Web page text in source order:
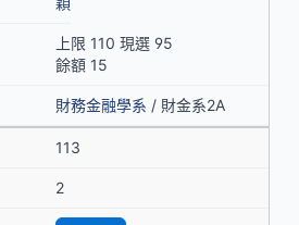
上限 110 現選 95
餘額 15
財務金融學系 / 財金系2A
113
2